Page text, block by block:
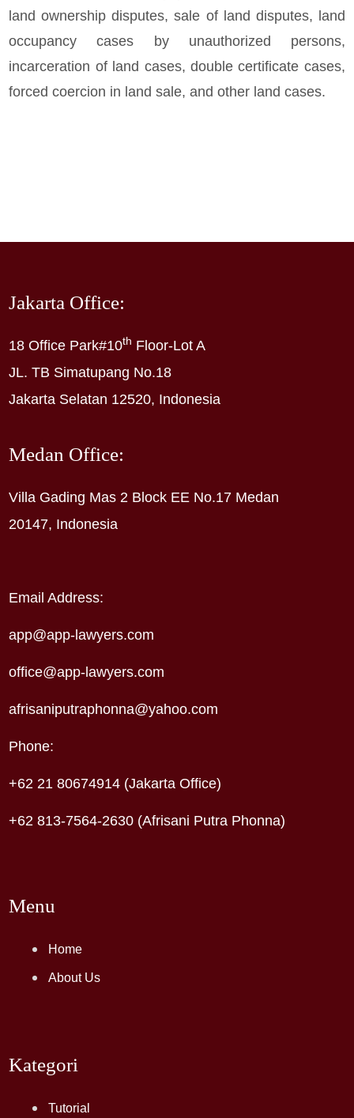
land ownership disputes, sale of land disputes, land
occupancy cases by unauthorized persons,
incarceration of land cases, double certificate cases,
forced coercion in land sale, and other land cases.
Jakarta Office:
18 Office Park#10th Floor-Lot A
JL. TB Simatupang No.18
Jakarta Selatan 12520, Indonesia
Medan Office:
Villa Gading Mas 2 Block EE No.17 Medan
20147, Indonesia
Email Address:
app@app-lawyers.com
office@app-lawyers.com
afrisaniputraphonna@yahoo.com
Phone:
+62 21 80674914 (Jakarta Office)
+62 813-7564-2630 (Afrisani Putra Phonna)
Menu
Home
About Us
Kategori
Tutorial